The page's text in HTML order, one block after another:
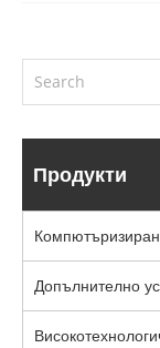
Продукти
Допълнително